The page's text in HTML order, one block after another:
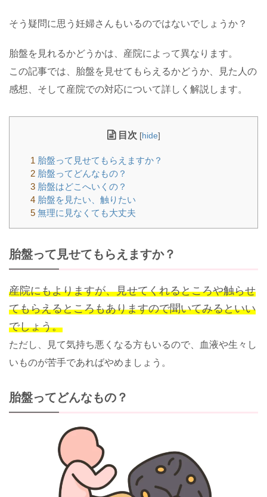
そう疑問に思う妊婦さんもいるのではないでしょうか？
胎盤を見れるかどうかは、産院によって異なります。
この記事では、胎盤を見せてもらえるかどうか、見た人の
感想、そして産院での対応について詳しく解説します。
目次 [hide]
1 胎盤って見せてもらえますか？
2 胎盤ってどんなもの？
3 胎盤はどこへいくの？
4 胎盤を見たい、触りたい
5 無理に見なくても大丈夫
胎盤って見せてもらえますか？
産院にもよりますが、見せてくれるところや触らせ
てもらえるところもありますので聞いてみるといい
でしょう。
ただし、見て気持ち悪くなる方もいるので、血液や生々し
いものが苦手であればやめましょう。
胎盤ってどんなもの？